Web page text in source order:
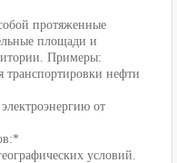
протяженные
площади и
Примеры:
транспортировки нефти
от
условий.